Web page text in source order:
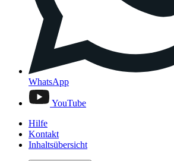
WhatsApp
YouTube
Hilfe
Kontakt
Inhaltsübersicht